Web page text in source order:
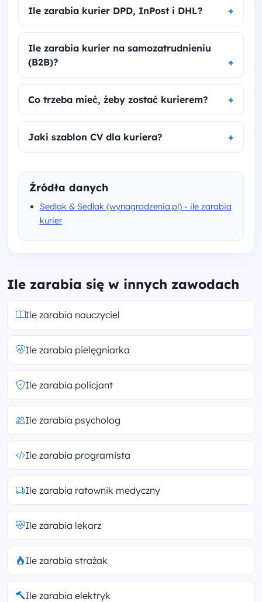
Ile zarabia kurier DPD, InPost i DHL?
Ile zarabia kurier na samozatrudnieniu
(B2B)?
Co trzeba mieć, żeby zostać kurierem?
Jaki szablon CV dla kuriera?
Źródła danych
Sedlak & Sedlak (wynagrodzenia.pl) - ile zarabia
kurier
Ile zarabia się w innych zawodach
Ile zarabia nauczyciel
Ile zarabia pielęgniarka
Ile zarabia policjant
Ile zarabia psycholog
Ile zarabia programista
Ile zarabia ratownik medyczny
Ile zarabia lekarz
Ile zarabia strażak
Ile zarabia elektryk